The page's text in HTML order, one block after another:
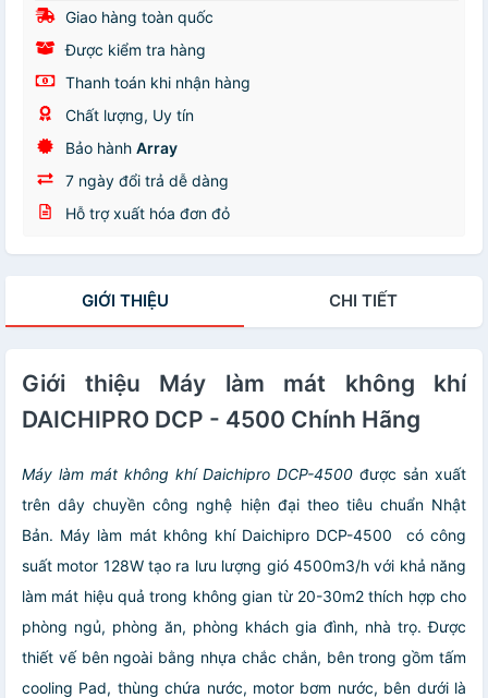
Giao hàng toàn quốc
Được kiểm tra hàng
Thanh toán khi nhận hàng
Chất lượng, Uy tín
Bảo hành Array
7 ngày đổi trả dễ dàng
Hỗ trợ xuất hóa đơn đỏ
GIỚI THIỆU CHI TIẾT
Giới thiệu Máy làm mát không khí
DAICHIPRO DCP - 4500 Chính Hãng
Máy làm mát không khíDaichipro DCP-4500 được sản xuất
trên dây chuyền công nghệ hiện đại theo tiêu chuẩn Nhật
Bản. Máy làm mát không khí Daichipro DCP-4500 có công
suất motor 128W tạo ra lưu lượng gió 4500m3/h với khả năng
làm mát hiệu quả trong không gian từ 20-30m2 thích hợp cho
phòng ngủ, phòng ăn, phòng khách gia đình, nhà trọ.Được
thiết vế bên ngoài bằng nhựa chắc chắn, bên trong gồm tấm
cooling Pad, thùng chứa nước, motor bơm nước, bên dưới là